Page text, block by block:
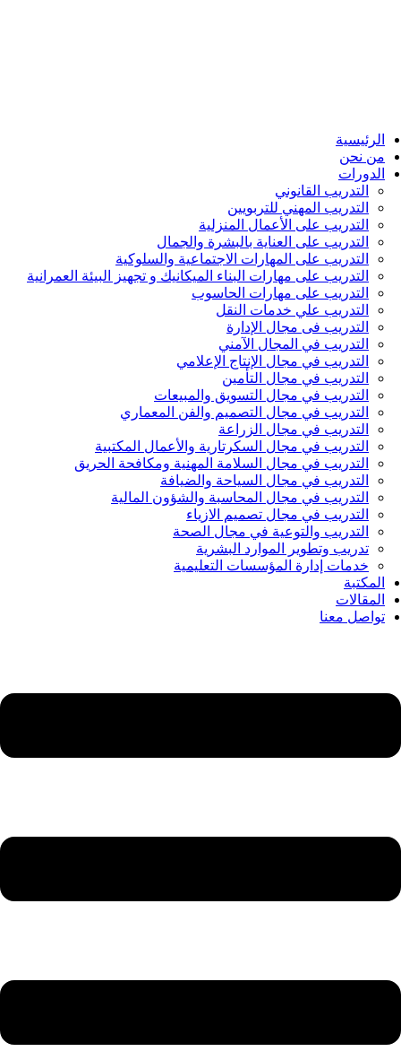
الرئيسية
من نحن
الدورات
التدريب القانوني
التدريب المهني للتربويين
التدريب على الأعمال المنزلية
التدريب على العناية بالبشرة والجمال
التدريب على المهارات الاجتماعية والسلوكية
التدريب على مهارات البناء الميكانيك و تجهيز البيئة العمرانية
التدريب على مهارات الحاسوب
التدريب علي خدمات النقل
التدريب فى مجال الإدارة
التدريب في المجال الآمني
التدريب في مجال الإنتاج الإعلامي
التدريب في مجال التأمين
التدريب في مجال التسويق والمبيعات
التدريب في مجال التصميم والفن المعماري
التدريب في مجال الزراعة
التدريب في مجال السكرتارية والأعمال المكتبية
التدريب في مجال السلامة المهنية ومكافحة الحريق
التدريب في مجال السياحة والضيافة
التدريب في مجال المحاسبة والشؤون المالية
التدريب في مجال تصميم الازياء
التدريب والتوعية في مجال الصحة
تدريب وتطوير الموارد البشرية
خدمات إدارة المؤسسات التعليمية
المكتبة
المقالات
تواصل معنا